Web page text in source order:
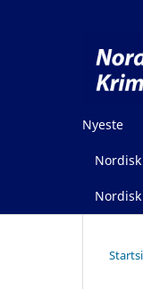
Nyeste